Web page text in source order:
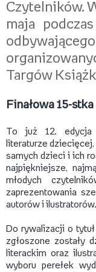
Czytelników.
maja
Targów
Finałowa 15-stka
To już 12. edycja
literaturze
samych dzieci i ich
najpiękniejsze,
młodych
zaprezentowania
autorów i ilustratorów.
Do rywalizacji o
zgłoszone zostały
literackim oraz
wyboru perełek